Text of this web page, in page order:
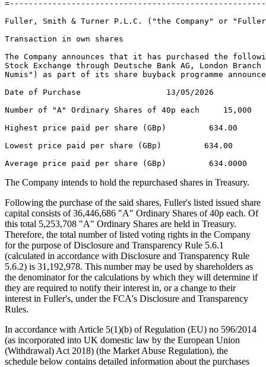
Fuller, Smith & Turner P.L.C. ("the Company" or
Transaction in own shares
The Company announces that it has purchased the
Stock Exchange through Deutsche Bank AG, London
Numis") as part of its share buyback programme
Date of Purchase                  13/05/2026
Number of "A" Ordinary Shares of 40p each     15,000
Highest price paid per share (GBp)         634.00
Lowest price paid per share (GBp)         634.00
The Company intends to hold the repurchased shares in Treasury.
Following the purchase of the said shares, Fuller's listed issued share
capital consists of 36,446,686 "A" Ordinary Shares of 40p each. Of
this total 5,253,708 "A" Ordinary Shares are held in Treasury.
Therefore, the total number of listed voting rights in the Company
for the purpose of Disclosure and Transparency Rule 5.6.1
(calculated in accordance with Disclosure and Transparency Rule
5.6.2) is 31,192,978. This number may be used by shareholders as
the denominator for the calculations by which they will determine if
they are required to notify their interest in, or a change to their
interest in Fuller's, under the FCA's Disclosure and Transparency
Rules.
In accordance with Article 5(1)(b) of Regulation (EU) no 596/2014
(as incorporated into UK domestic law by the European Union
(Withdrawal) Act 2018) (the Market Abuse Regulation), the
schedule below contains detailed information about the purchases